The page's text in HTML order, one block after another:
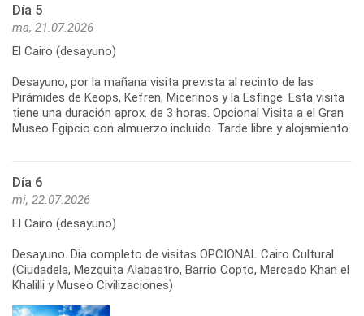
Día 5
ma, 21.07.2026
El Cairo (desayuno)
Desayuno, por la mañana visita prevista al recinto de las
Pirámides de Keops, Kefren, Micerinos y la Esfinge. Esta visita
tiene una duración aprox. de 3 horas. Opcional Visita a el Gran
Museo Egipcio con almuerzo incluido. Tarde libre y alojamiento.
Día 6
mi, 22.07.2026
El Cairo (desayuno)
Desayuno. Dia completo de visitas OPCIONAL Cairo Cultural
(Ciudadela, Mezquita Alabastro, Barrio Copto, Mercado Khan el
Khalilli y Museo Civilizaciones)